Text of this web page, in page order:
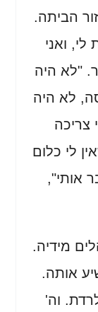
הביתה.
ואני
"לא היה
לא היה
צריכה
לי כלום
אותי",
מידיה.
אותה.
וה'